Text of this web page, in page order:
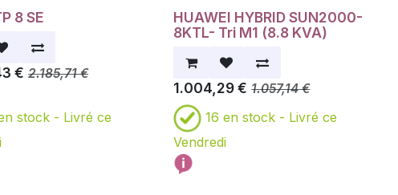
8 SE
€ 2.185,71€
stock - Livré ce
Promotion!
HUAWEI HYBRID SUN2000-
8KTL- Tri M1 (8.8 KVA)
1.004,29€ 1.057,14€
16 en stock - Livré ce
Vendredi